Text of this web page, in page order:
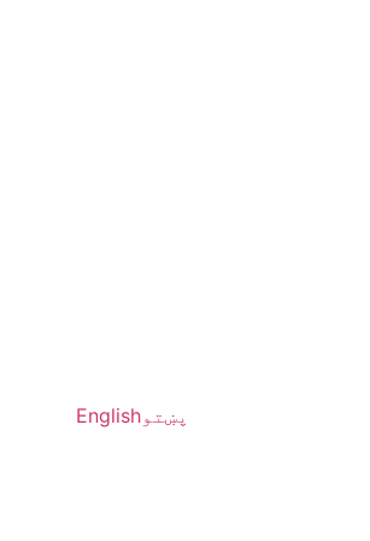
پښتوEnglish